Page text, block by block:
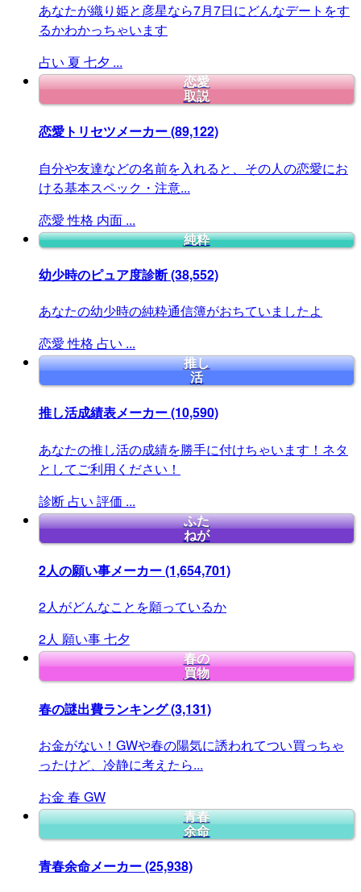
あなたが織り姫と彦星なら7月7日にどんなデートをす
るかわかっちゃいます
占い 夏 七夕 ...
恋愛
取説
恋愛トリセツメーカー(89,122)
自分や友達などの名前を入れると、その人の恋愛にお
ける基本スペック・注意...
恋愛 性格 内面 ...
純粋
幼少時のピュア度診断(38,552)
あなたの幼少時の純粋通信簿がおちていましたよ
恋愛 性格 占い ...
推し
活
推し活成績表メーカー(10,590)
あなたの推し活の成績を勝手に付けちゃいます！ネタ
としてご利用ください！
診断 占い 評価 ...
ふた
ねが
2人の願い事メーカー(1,654,701)
2人がどんなことを願っているか
2人 願い事七夕
春の
買物
春の謎出費ランキング(3,131)
お金がない！GWや春の陽気に誘われてつい買っちゃ
ったけど、冷静に考えたら...
お金 春 GW
青春
余命
青春余命メーカー(25,938)